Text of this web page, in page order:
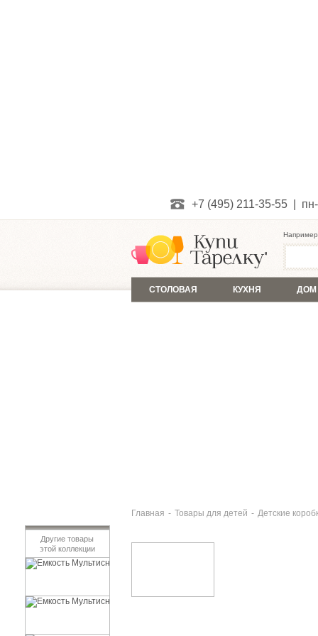
+7 (495) 211-35-55 |
СТОЛОВАЯ КУХНЯ ДОМ
Главная - Товары для детей - Детские
Другие товары
этой коллекции